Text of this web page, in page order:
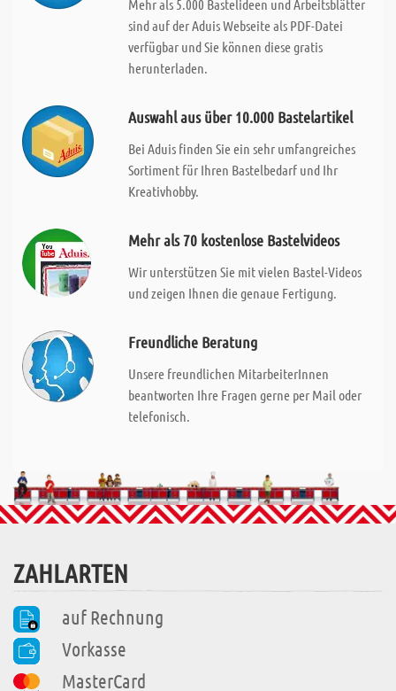
Mehr als 5.000 Bastelideen und Arbeitsblätter
sind auf der Aduis Webseite als PDF-Datei
verfügbar und Sie können diese gratis
herunterladen.
Auswahl aus über 10.000 Bastelartikel
Bei Aduis finden Sie ein sehr umfangreiches
Sortiment für Ihren Bastelbedarf und Ihr
Kreativhobby.
Mehr als 70 kostenlose Bastelvideos
Wir unterstützen Sie mit vielen Bastel-Videos
und zeigen Ihnen die genaue Fertigung.
Freundliche Beratung
Unsere freundlichen MitarbeiterInnen
beantworten Ihre Fragen gerne per Mail oder
telefonisch.
ZAHLARTEN
auf Rechnung
Vorkasse
MasterCard